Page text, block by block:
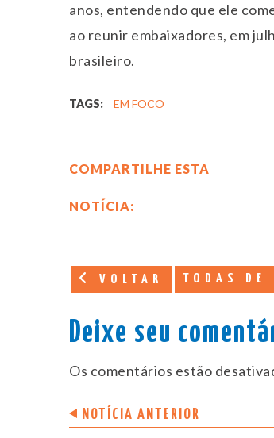
anos, entendendo que ele
ao reunir embaixadores, em
brasileiro.
TAGS: EM FOCO
COMPARTILHE ESTA
NOTÍCIA:
VOLTAR TODAS DE
Deixe seu
Os comentários estão
NOTÍCIA ANTERIOR